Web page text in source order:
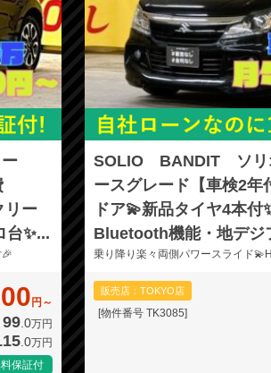
ー
リー
台✨...
円～
99.0万円
.0万円
保証付
SOLIO BANDIT ソ
ースグレード【車検2年
ドア💫新品タイヤ4本付
Bluetooth機能・地デジ
乗り降り楽々両側パワースライド
販売店：TOKYO店
[物件番号 TK3085]